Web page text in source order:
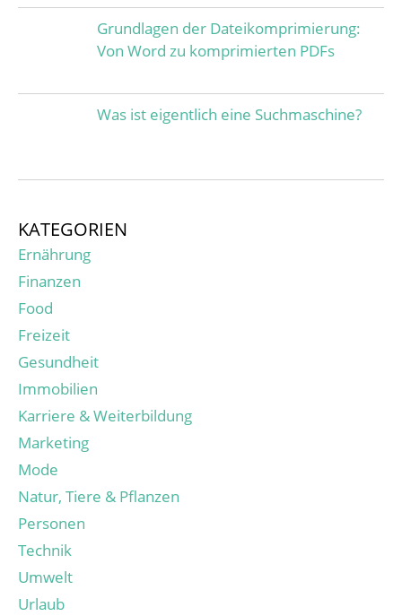
Grundlagen der Dateikomprimierung:
Von Word zu komprimierten PDFs
Was ist eigentlich eine Suchmaschine?
KATEGORIEN
Ernährung
Finanzen
Food
Freizeit
Gesundheit
Immobilien
Karriere & Weiterbildung
Marketing
Mode
Natur, Tiere & Pflanzen
Personen
Technik
Umwelt
Urlaub